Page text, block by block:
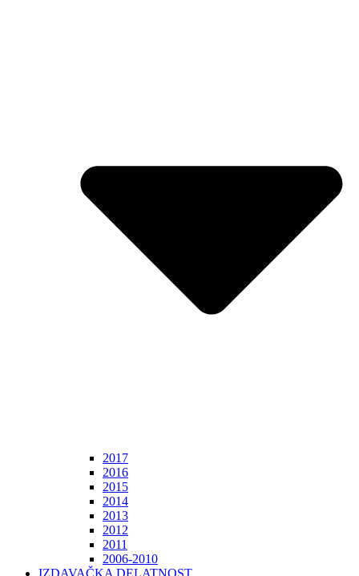
2017
2016
2015
2014
2013
2012
2011
2006-2010
IZDAVAČKA DELATNOST